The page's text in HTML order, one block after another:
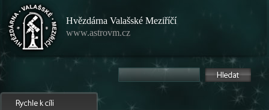
Hvězdárna Valašské Meziříčí
www.astrovm.cz